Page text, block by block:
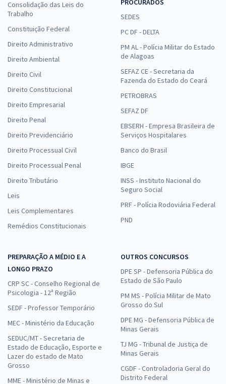
Consolidação das Leis do
Trabalho
Constituição Federal
Direito Administrativo
Direito Ambiental
Direito Civil
Direito Constitucional
Direito Empresarial
Direito Penal
Direito Previdenciário
Direito Processual Civil
Direito Processual Penal
Direito Tributário
Leis
Leis Complementares
Remédios Constitucionais
PROCURADOS
SEDES
PC DF - DELTA
PM AL - Polícia Militar do Estado
de Alagoas
SEFAZ CE - Secretaria da
Fazenda do Estado do Ceará
PETROBRAS
SEFAZ DF
EBSERH - Empresa Brasileira de
Serviços Hospitalares
Banco do Brasil
IBGE
INSS - Instituto Nacional do
Seguro Social
PRF - Polícia Rodoviária Federal
PND
PREPARAÇÃO A MÉDIO E A
LONGO PRAZO
CRP SC - Conselho Regional de
Psicologia - 12ª Região
SEDF - Professor Temporário
MEC - Ministério da Educação
SEDUC/MT - Secretaria de
Estado de Educação, Esporte e
Lazer do estado de Mato
Grosso
MME - Ministério de Minas e
OUTROS CONCURSOS
DPE SP - Defensoria Pública do
Estado de São Paulo
PM MS - Polícia Militar de Mato
Grosso do Sul
DPE MG - Defensoria Pública de
Minas Gerais
TJ MG - Tribunal de Justiça de
Minas Gerais
CGDF - Controladoria Geral do
Distrito Federal